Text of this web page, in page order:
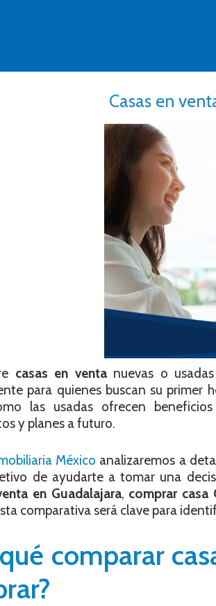
Casas en
casas en ventanuevas o
para quienes buscan su primer
las usadas ofrecen
y planes a futuro.
México analizaremos a
de ayudarte a tomar una
en Guadalajara, comprar casa
comparativa será clave para
comparar